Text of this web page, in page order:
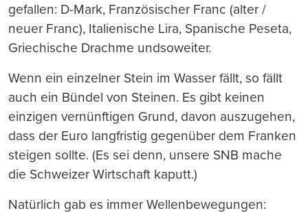
gefallen: D-Mark, Französischer Franc (alter /
neuer Franc), Italienische Lira, Spanische Peseta,
Griechische Drachme undsoweiter.
Wenn ein einzelner Stein im Wasser fällt, so fällt
auch ein Bündel von Steinen. Es gibt keinen
einzigen vernünftigen Grund, davon auszugehen,
dass der Euro langfristig gegenüber dem Franken
steigen sollte. (Es sei denn, unsere SNB mache
die Schweizer Wirtschaft kaputt.)
Natürlich gab es immer Wellenbewegungen: